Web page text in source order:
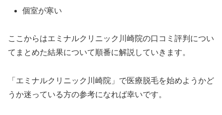
個室が寒い
ここからはエミナルクリニック川崎院の口コミ評判につい
てまとめた結果について順番に解説していきます。
「エミナルクリニック川崎院」で医療脱毛を始めようかど
うか迷っている方の参考になれば幸いです。